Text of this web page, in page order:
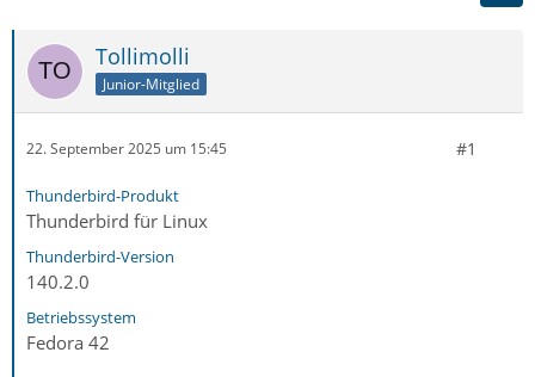
Tollimolli
Junior-Mitglied
22. September 2025 um 15:45 #1
Thunderbird-Produkt
Thunderbird für Linux
Thunderbird-Version
140.2.0
Betriebssystem
Fedora 42